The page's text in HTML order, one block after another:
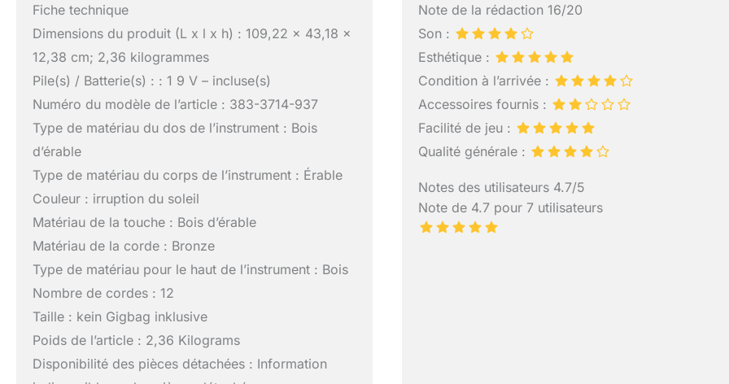
Fiche technique
Dimensions du produit (L x l x h) : 109,22 x 43,18 x
12,38 cm; 2,36 kilogrammes
Pile(s) / Batterie(s) : : 1 9 V – incluse(s)
Numéro du modèle de l’article : 383-3714-937
Type de matériau du dos de l’instrument : Bois
d’érable
Type de matériau du corps de l’instrument : Érable
Couleur : irruption du soleil
Matériau de la touche : Bois d’érable
Matériau de la corde : Bronze
Type de matériau pour le haut de l’instrument : Bois
Nombre de cordes : 12
Taille : kein Gigbag inklusive
Poids de l’article : 2,36 Kilograms
Disponibilité des pièces détachées : Information
Note de la rédaction 16/20
Son :
Esthétique :
Condition à l’arrivée :
Accessoires fournis :
Facilité de jeu :
Qualité générale :
Notes des utilisateurs 4.7/5
Note de 4.7 pour 7 utilisateurs